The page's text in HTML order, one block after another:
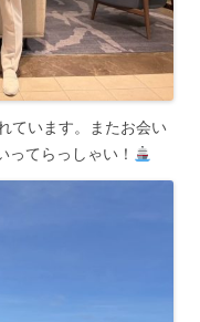
ています。またお会い
てらっしゃい！